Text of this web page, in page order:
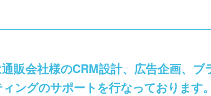
販会社様のCRM設計、広告企画、ブ
ングのサポートを行なっております。